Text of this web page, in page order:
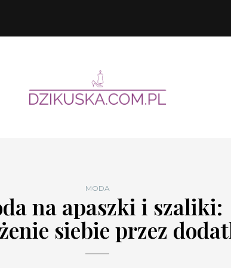
MODA
na apaszki i szaliki:
siebie przez